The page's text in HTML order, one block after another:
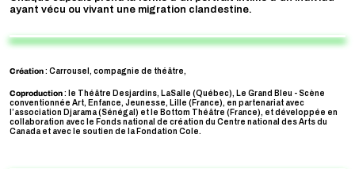
ayant vécu ou vivant une migration clandestine.
Création: Carrousel, compagnie de théâtre,
Coproduction:
le Théâtre Desjardins, LaSalle (Québec), Le Grand Bleu - Scène
conventionnée Art, Enfance, Jeunesse, Lille (France), en partenariat avec
l’association Djarama (Sénégal) et le Bottom Théâtre (France), et développée en
collaboration avec le Fonds national de création du Centre national des Arts du
Canada et avec le soutien de la Fondation Cole.